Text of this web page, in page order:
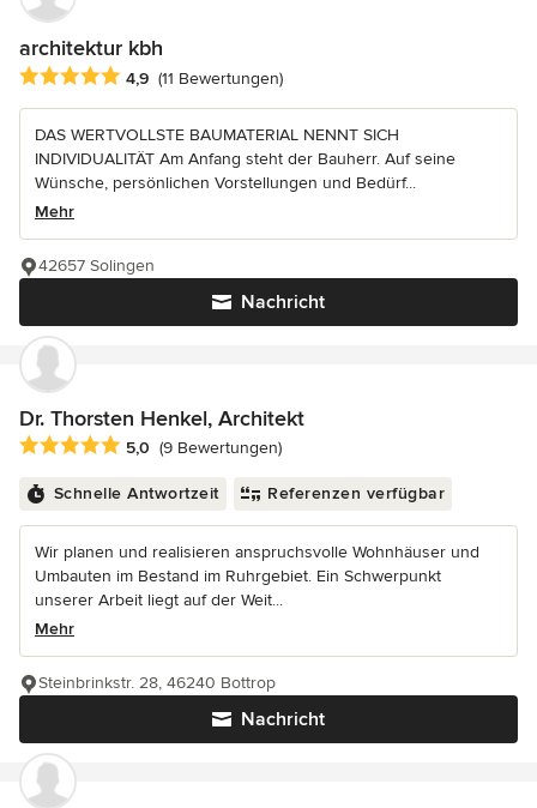
architektur kbh
Durchschnittliche Bewertung: 4.9 von 5 Sternen
4,9 (11 Bewertungen)
DAS WERTVOLLSTE BAUMATERIAL NENNT SICH
INDIVIDUALITÄT Am Anfang steht der Bauherr. Auf seine
Wünsche, persönlichen Vorstellungen und Bedürf...
Mehr
Nachricht
42657 Solingen
Dr. Thorsten Henkel, Architekt
Durchschnittliche Bewertung: 5 von 5 Sternen
5,0 (9 Bewertungen)
Schnelle Antwortzeit Referenzen verfügbar
Wir planen und realisieren anspruchsvolle Wohnhäuser und
Umbauten im Bestand im Ruhrgebiet. Ein Schwerpunkt
unserer Arbeit liegt auf der Weit...
Mehr
Nachricht
Steinbrinkstr. 28, 46240 Bottrop